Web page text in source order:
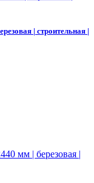
| строительная |